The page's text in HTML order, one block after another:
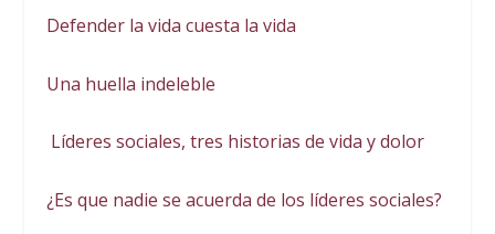
Defender la vida cuesta la vida
Una huella indeleble
Líderes sociales, tres historias de vida y dolor
¿Es que nadie se acuerda de los líderes sociales?